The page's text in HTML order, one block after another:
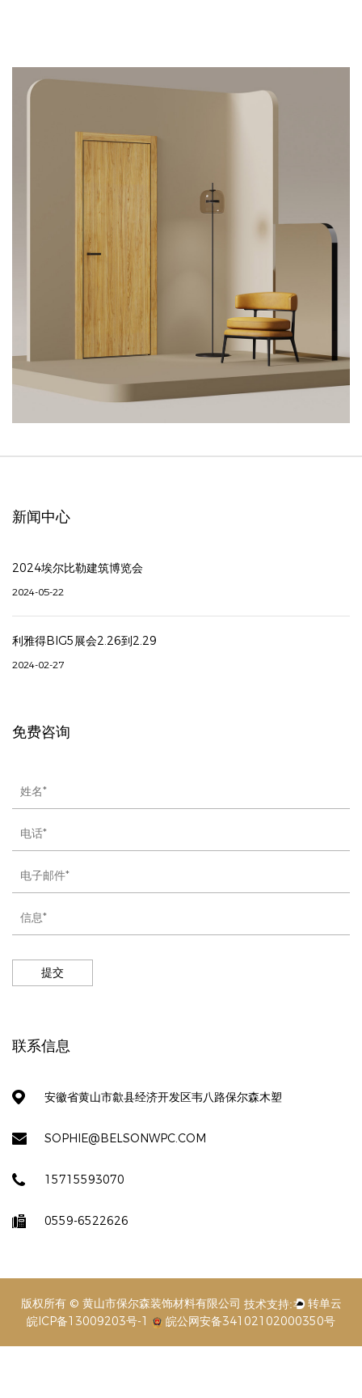
新闻中心
2024埃尔比勒建筑博览会
2024-05-22
利雅得BIG5展会2.26到2.29
2024-02-27
免费咨询
提交
联系信息
安徽省黄山市歙县经济开发区韦八路保尔森木塑
SOPHIE@BELSONWPC.COM
15715593070
0559-6522626
版权所有 © 黄山市保尔森装饰材料有限公司
皖ICP备13009203号-1
皖公网安备34102102000350号